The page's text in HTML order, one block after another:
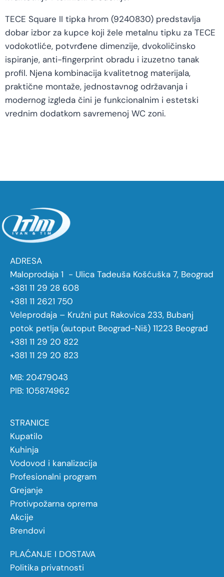
TECE Square II tipka hrom (9240830) predstavlja
dobar izbor za kupce koji žele metalnu tipku za TECE
vodokotliće, potvrđene dimenzije, dvokoličinsko
ispiranje, anti-fingerprint obradu i izuzetno tanak
profil. Njena kombinacija kvalitetnog materijala,
praktične montaže, jednostavnog održavanja i
modernog izgleda čini je funkcionalnim i estetski
vrednim dodatkom savremenoj WC zoni.
ADRESA
Maloprodaja 1 - Ulica Tadeuša Košćuška 7, Beograd
+381 11 29 28 608
+381 11 2621 750
Veleprodaja – Kružni put Rakovica 233, Bubanj
potok petlja (autoput Beograd-Niš) 11223 Beograd
+381 11 29 20 822
+381 11 29 20 823
MB: 20479043
PIB: 105874962
STRANICE
Kupatilo
Kuhinja
Vodovod i kanalizacija
Profesionalni program
Grejanje
Protivpožarna oprema
Akcije
Brendovi
PLAĆANJE I DOSTAVA
Politika privatnosti